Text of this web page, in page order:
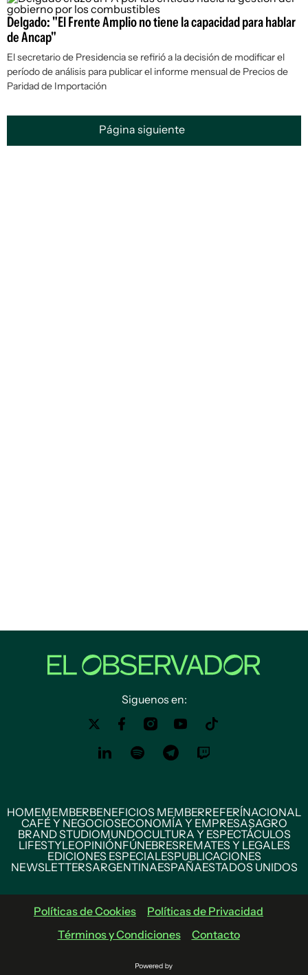
Delgado: "El Frente Amplio no tiene la capacidad para hablar
de Ancap"
El secretario de Presidencia se refirió a la decisión de modificar el
período de análisis para publicar el informe mensual de Precios de
Paridad de Importación
Página siguiente
Siguenos en:
HOMEMEMBERBENEFICIOS MEMBERREFERÍNACIONAL
CAFÉ Y NEGOCIOSECONOMÍA Y EMPRESASAGRO
BRAND STUDIOMUNDOCULTURA Y ESPECTÁCULOS
LIFESTYLEOPINIÓNFÚNEBRESREMATES Y LEGALES
EDICIONES ESPECIALESPUBLICACIONES
NEWSLETTERSARGENTINAESPAÑAESTADOS UNIDOS
Políticas de Cookies
Políticas de Privacidad
Términos y Condiciones
Contacto